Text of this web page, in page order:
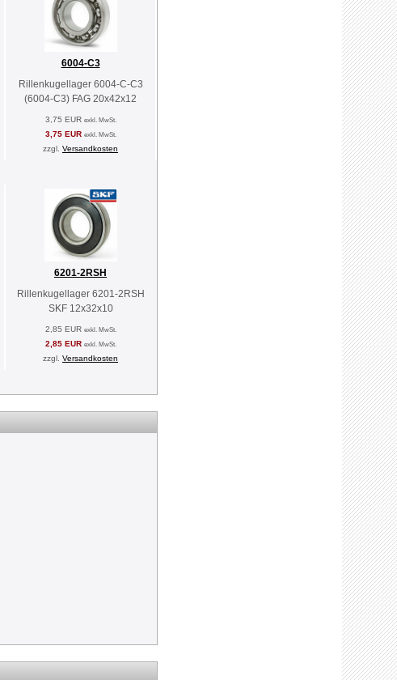
6004-C3
Rillenkugellager 6004-C-C3
(6004-C3) FAG 20x42x12
3,75 EUR exkl. MwSt.
3,75 EUR exkl. MwSt.
zzgl. Versandkosten
6201-2RSH
Rillenkugellager 6201-2RSH
SKF 12x32x10
2,85 EUR exkl. MwSt.
2,85 EUR exkl. MwSt.
zzgl. Versandkosten